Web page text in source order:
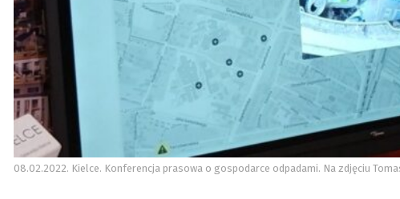
08.02.2022. Kielce. Konferencja prasowa o gospodarce odpadami. Na zdjęciu